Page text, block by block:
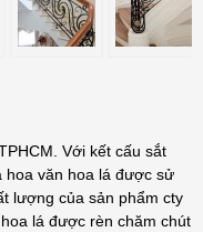
Với kết cấu sắt
hoa văn hoa lá được sử
lượng của sản phẩm cty
lá được rèn chăm chút